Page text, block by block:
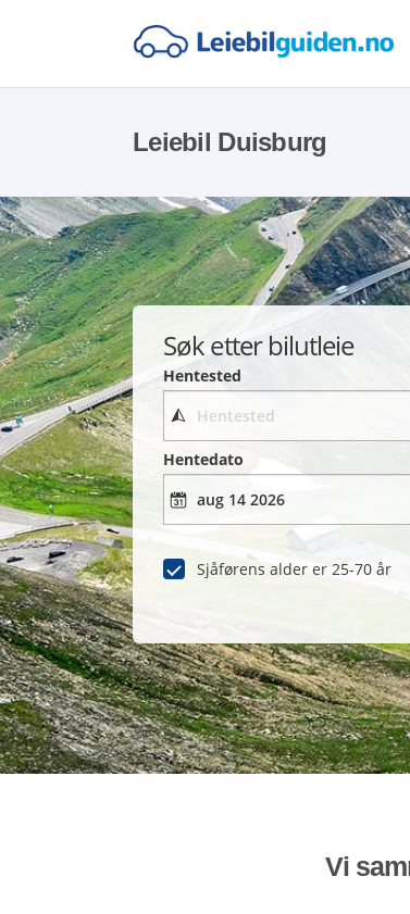
Leiebil Duisburg
Søk etter bilutleie
Hentested
Hentedato
Sjåførens alder er 25-70 år
Vi